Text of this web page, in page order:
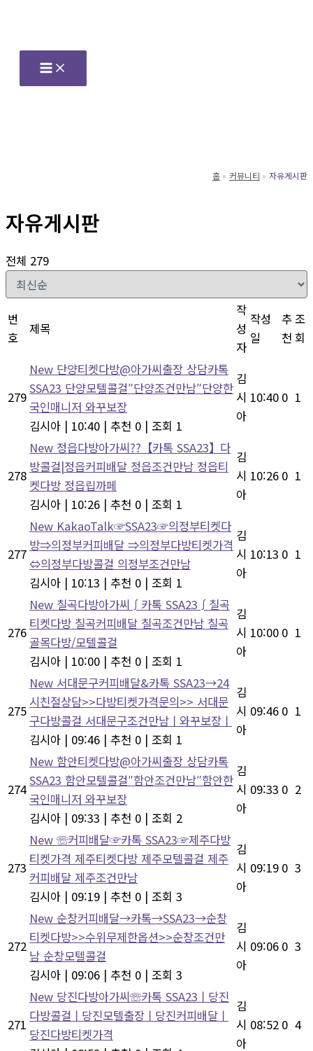
홈 커뮤니티 자유게시판
자유게시판
전체 279
번
호
제목
작
성
자
작성
일
추
천
조
회
279
New 단양티켓다방@아가씨출장 상담카톡
SSA23 단양모텔콜걸″단양조건만남″단양한
국인매니저 와꾸보장
김시아 | 10:40 | 추천 0 | 조회 1
김
시
아
10:40 0 1
278
New 정읍다방아가씨??【카톡 SSA23】다
방콜걸|정읍커피배달 정읍조건만남 정읍티
켓다방 정읍립까페
김시아 | 10:26 | 추천 0 | 조회 1
김
시
아
10:26 0 1
277
New KakaoTalk☞SSA23☞의정부티켓다
방⇒의정부커피배달 ⇒의정부다방티켓가격
⇔의정부다방콜걸 의정부조건만남
김시아 | 10:13 | 추천 0 | 조회 1
김
시
아
10:13 0 1
276
New 칠곡다방아가씨∫카톡 SSA23∫칠곡
티켓다방 칠곡커피배달 칠곡조건만남 칠곡
골목다방/모텔콜걸
김시아 | 10:00 | 추천 0 | 조회 1
김
시
아
10:00 0 1
275
New 서대문구커피배달&카톡 SSA23→24
시친절상담>>다방티켓가격문의>> 서대문
구다방콜걸 서대문구조건만남ㅣ와꾸보장ㅣ
김시아 | 09:46 | 추천 0 | 조회 1
김
시
아
09:46 0 1
274
New 함안티켓다방@아가씨출장 상담카톡
SSA23 함안모텔콜걸″함안조건만남″함안한
국인매니저 와꾸보장
김시아 | 09:33 | 추천 0 | 조회 2
김
시
아
09:33 0 2
273
New ☏커피배달☞카톡 SSA23☞제주다방
티켓가격 제주티켓다방 제주모텔콜걸 제주
커피배달 제주조건만남
김시아 | 09:19 | 추천 0 | 조회 3
김
시
아
09:19 0 3
272
New 순창커피배달→카톡→SSA23→순창
티켓다방>>수위무제한옵션>>순창조건만
남 순창모텔콜걸
김시아 | 09:06 | 추천 0 | 조회 3
김
시
아
09:06 0 3
271
New 당진다방아가씨☏카톡 SSA23ㅣ당진
다방콜걸ㅣ당진모텔출장ㅣ당진커피배달ㅣ
당진다방티켓가격
김
시
아
08:52 0 4